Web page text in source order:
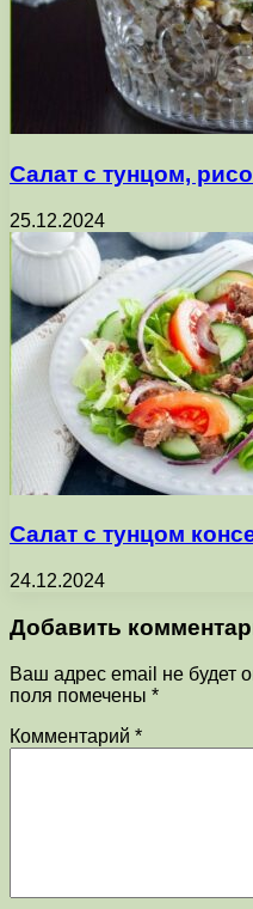
Салат с тунцом,
25.12.2024
Салат с тунцом
24.12.2024
Добавить
Ваш адрес email не будет
поля помечены *
Комментарий *